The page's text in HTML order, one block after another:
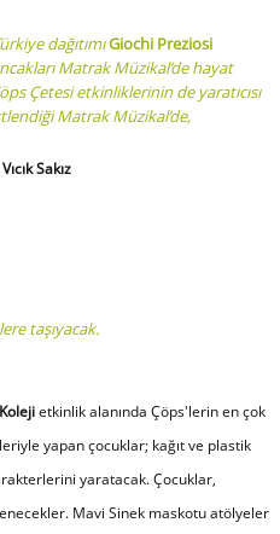
dağıtımıGiochi Preziosi
Matrak Müzikal’de hayat
Çetesi etkinliklerinin de yaratıcısı
Matrak Müzikal’de,
Sakız
taşıyacak.
etkinlik alanında Çöps'lerin en çok
yapan çocuklar; kağıt ve plastik
yaratacak. Çocuklar,
Mavi Sinek maskotu atölyeler